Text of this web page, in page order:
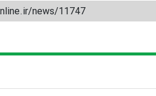
news/11747